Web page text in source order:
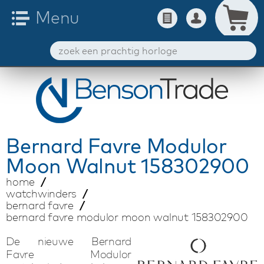
Bernard Favre Modulor
Moon Walnut 158302900
home
watchwinders
bernard favre
bernard favre modulor moon walnut 158302900
De nieuwe Bernard
Favre Modulor